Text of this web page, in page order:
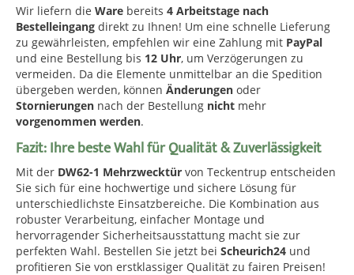
Wir liefern die Ware bereits 4 Arbeitstage nach
Bestelleingang direkt zu Ihnen! Um eine schnelle Lieferung
zu gewährleisten, empfehlen wir eine Zahlung mit PayPal
und eine Bestellung bis 12 Uhr, um Verzögerungen zu
vermeiden. Da die Elemente unmittelbar an die Spedition
übergeben werden, können Änderungen oder
Stornierungen nach der Bestellung nicht mehr
vorgenommen werden.
Fazit: Ihre beste Wahl für Qualität & Zuverlässigkeit
Mit der DW62-1 Mehrzwecktür von Teckentrup entscheiden
Sie sich für eine hochwertige und sichere Lösung für
unterschiedlichste Einsatzbereiche. Die Kombination aus
robuster Verarbeitung, einfacher Montage und
hervorragender Sicherheitsausstattung macht sie zur
perfekten Wahl. Bestellen Sie jetzt bei Scheurich24 und
profitieren Sie von erstklassiger Qualität zu fairen Preisen!